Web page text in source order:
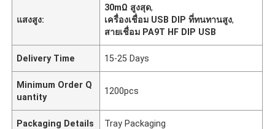
แสงสูง:
30mΩ สูงสุด,
เครื่องเชื่อม USB DIP ที่ทนทานสูง,
สายเชื่อม PA9T HF DIP USB
Delivery Time 15-25 Days
Minimum Order Q
uantity
1200pcs
Packaging Details Tray Packaging